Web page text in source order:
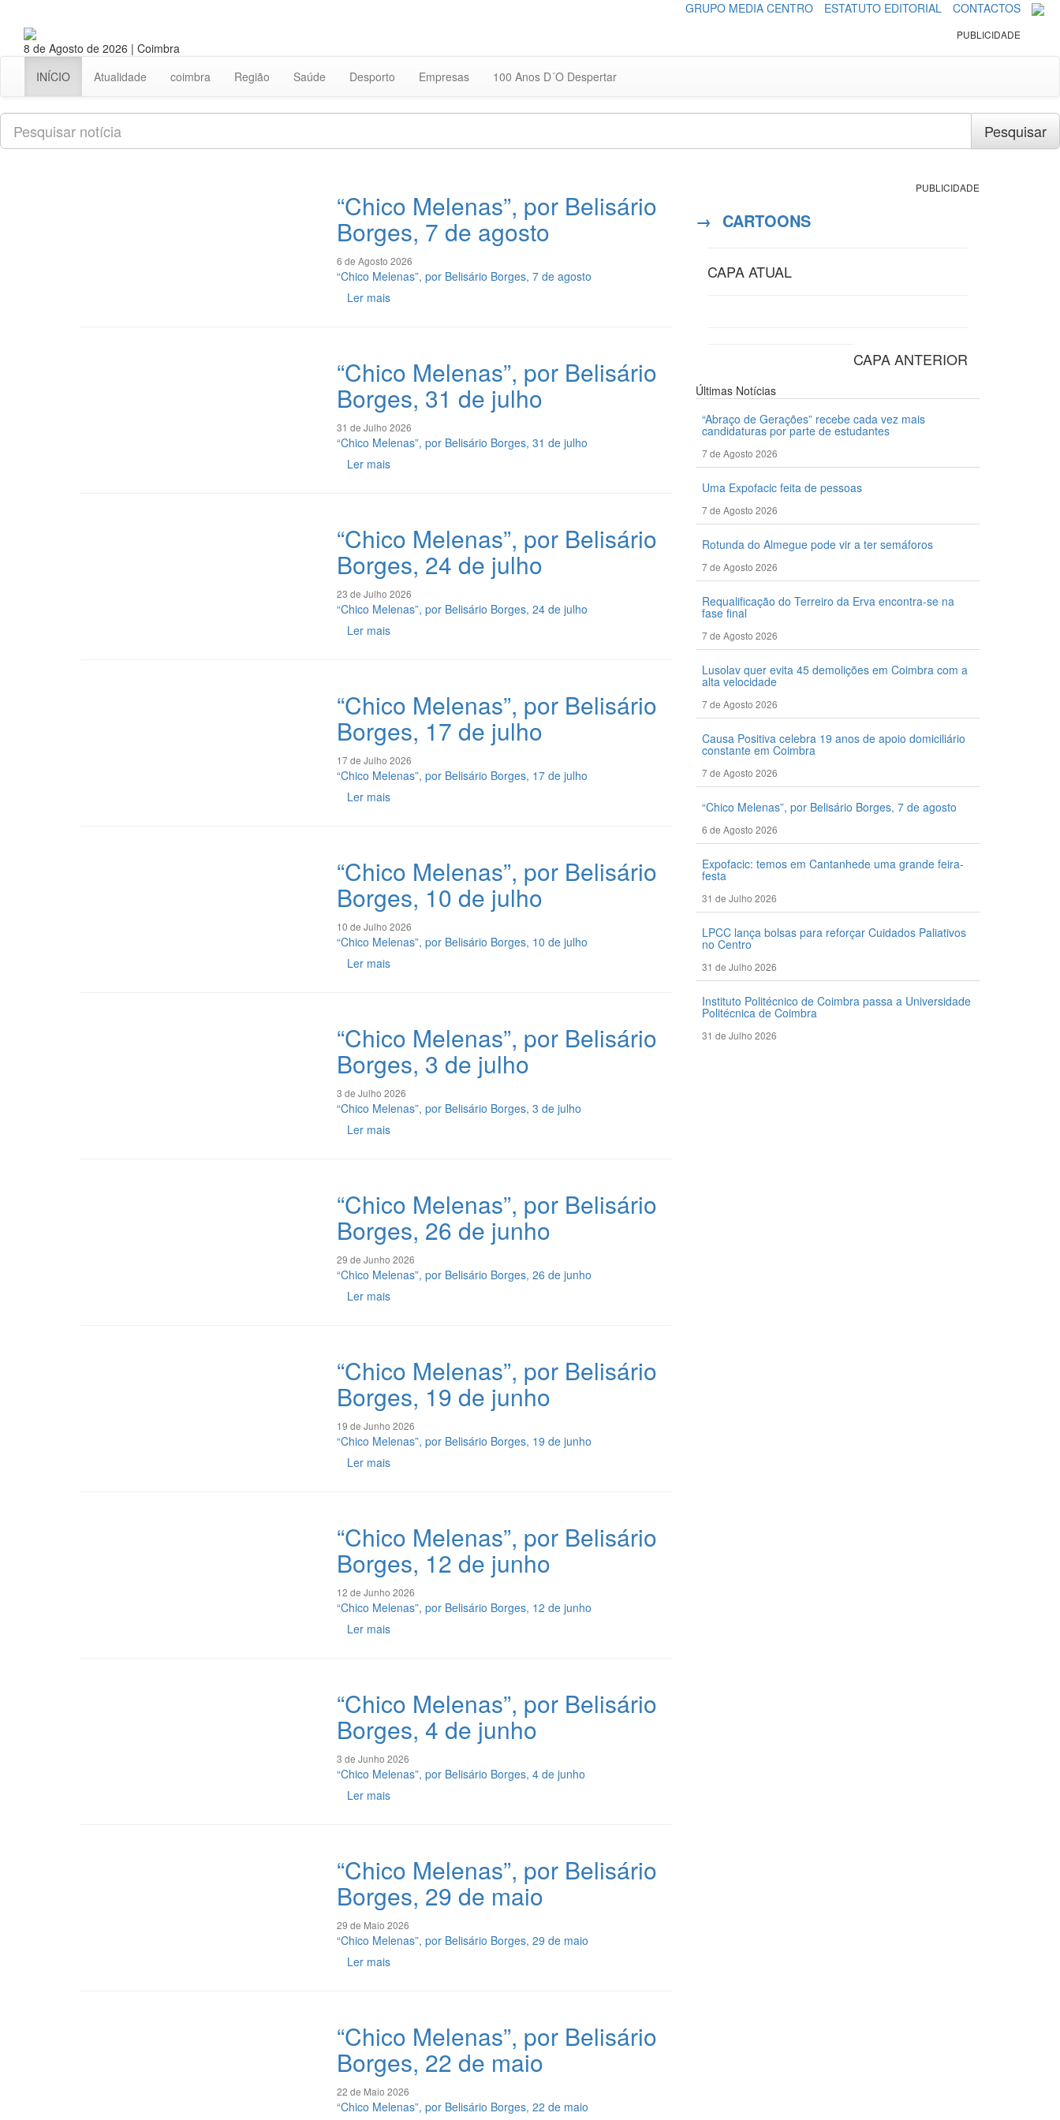
GRUPO MEDIA CENTRO ESTATUTO EDITORIAL CONTACTOS
8 de Agosto de 2026 | Coimbra
PUBLICIDADE
INÍCIO Atualidade coimbra Região Saúde Desporto Empresas 100 Anos D´O Despertar
Pesquisar
Pesquisar
“Chico Melenas”, por Belisário
Borges, 7 de agosto
6 de Agosto 2026
“Chico Melenas”, por Belisário Borges, 7 de agosto
Ler mais
“Chico Melenas”, por Belisário
Borges, 31 de julho
31 de Julho 2026
“Chico Melenas”, por Belisário Borges, 31 de julho
Ler mais
“Chico Melenas”, por Belisário
Borges, 24 de julho
23 de Julho 2026
“Chico Melenas”, por Belisário Borges, 24 de julho
Ler mais
“Chico Melenas”, por Belisário
Borges, 17 de julho
17 de Julho 2026
“Chico Melenas”, por Belisário Borges, 17 de julho
Ler mais
“Chico Melenas”, por Belisário
Borges, 10 de julho
10 de Julho 2026
“Chico Melenas”, por Belisário Borges, 10 de julho
Ler mais
“Chico Melenas”, por Belisário
Borges, 3 de julho
3 de Julho 2026
“Chico Melenas”, por Belisário Borges, 3 de julho
Ler mais
“Chico Melenas”, por Belisário
Borges, 26 de junho
29 de Junho 2026
“Chico Melenas”, por Belisário Borges, 26 de junho
Ler mais
“Chico Melenas”, por Belisário
Borges, 19 de junho
19 de Junho 2026
“Chico Melenas”, por Belisário Borges, 19 de junho
Ler mais
“Chico Melenas”, por Belisário
Borges, 12 de junho
12 de Junho 2026
“Chico Melenas”, por Belisário Borges, 12 de junho
Ler mais
“Chico Melenas”, por Belisário
Borges, 4 de junho
3 de Junho 2026
“Chico Melenas”, por Belisário Borges, 4 de junho
Ler mais
“Chico Melenas”, por Belisário
Borges, 29 de maio
29 de Maio 2026
“Chico Melenas”, por Belisário Borges, 29 de maio
Ler mais
“Chico Melenas”, por Belisário
Borges, 22 de maio
22 de Maio 2026
“Chico Melenas”, por Belisário Borges, 22 de maio
PUBLICIDADE
→ CARTOONS
CAPA ATUAL
CAPA ANTERIOR
Últimas Notícias
“Abraço de Gerações” recebe cada vez mais
candidaturas por parte de estudantes
7 de Agosto 2026
Uma Expofacic feita de pessoas
7 de Agosto 2026
Rotunda do Almegue pode vir a ter semáforos
7 de Agosto 2026
Requalificação do Terreiro da Erva encontra-se na
fase final
7 de Agosto 2026
Lusolav quer evita 45 demolições em Coimbra com a
alta velocidade
7 de Agosto 2026
Causa Positiva celebra 19 anos de apoio domiciliário
constante em Coimbra
7 de Agosto 2026
“Chico Melenas”, por Belisário Borges, 7 de agosto
6 de Agosto 2026
Expofacic: temos em Cantanhede uma grande feira-
festa
31 de Julho 2026
LPCC lança bolsas para reforçar Cuidados Paliativos
no Centro
31 de Julho 2026
Instituto Politécnico de Coimbra passa a Universidade
Politécnica de Coimbra
31 de Julho 2026